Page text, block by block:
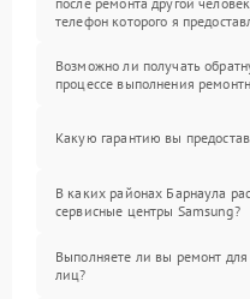
телефон которого я
Возможно ли получать
процессе выполнения
Какую гарантию вы
В каких районах Барнаула
сервисные центры Samsung?
Выполняете ли вы ремонт
лиц?